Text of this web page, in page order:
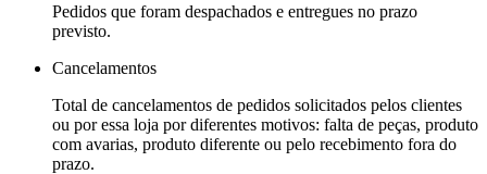
Pedidos que foram despachados e entregues no prazo
previsto.
Cancelamentos
Total de cancelamentos de pedidos solicitados pelos clientes
ou por essa loja por diferentes motivos: falta de peças, produto
com avarias, produto diferente ou pelo recebimento fora do
prazo.